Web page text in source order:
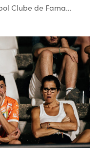
Clube de Fama…